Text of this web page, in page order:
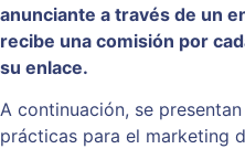
anunciante a través de un
recibe una comisión por
su enlace.
A continuación, se
prácticas para el marketing